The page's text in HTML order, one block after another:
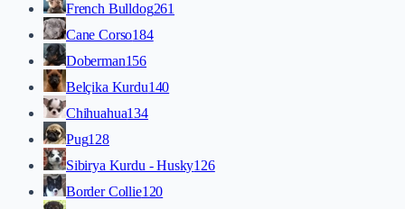
French Bulldog261
Cane Corso184
Doberman156
Belçika Kurdu140
Chihuahua134
Pug128
Sibirya Kurdu - Husky126
Border Collie120